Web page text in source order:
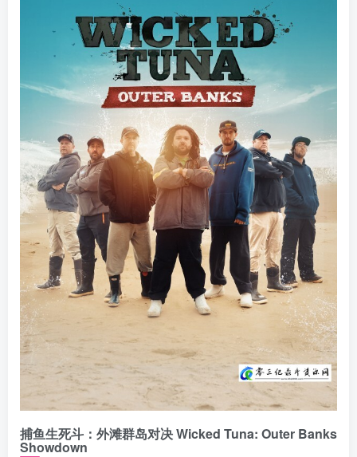
捕鱼生死斗：外滩群岛对决 Wicked Tuna: Outer Banks
Showdown